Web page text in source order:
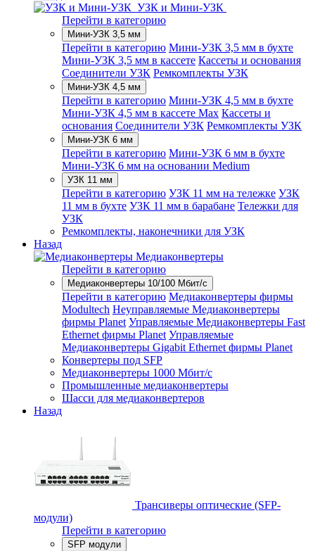
УЗК и Мини-УЗК
Перейти в категорию
Мини-УЗК 3,5 мм
Перейти в категорию Мини-УЗК 3,5 мм в бухте
Мини-УЗК 3,5 мм в кассете Кассеты и основания
Соединители УЗК Ремкомплекты УЗК
Мини-УЗК 4,5 мм
Перейти в категорию Мини-УЗК 4,5 мм в бухте
Мини-УЗК 4,5 мм в кассете Max Кассеты и
основания Соединители УЗК Ремкомплекты УЗК
Мини-УЗК 6 мм
Перейти в категорию Мини-УЗК 6 мм в бухте
Мини-УЗК 6 мм на основании Medium
УЗК 11 мм
Перейти в категорию УЗК 11 мм на тележке УЗК
11 мм в бухте УЗК 11 мм в барабане Тележки для
УЗК
Ремкомплекты, наконечники для УЗК
Назад
Медиаконвертеры
Перейти в категорию
Медиаконвертеры 10/100 Мбит/с
Перейти в категорию Медиаконвертеры фирмы
Modultech Неуправляемые Медиаконвертеры
фирмы Planet Управляемые Медиаконвертеры Fast
Ethernet фирмы Planet Управляемые
Медиаконвертеры Gigabit Ethernet фирмы Planet
Конвертеры под SFP
Медиаконвертеры 1000 Мбит/с
Промышленные медиаконвертеры
Шасси для медиаконвертеров
Назад
Трансиверы оптические (SFP-
модули)
Перейти в категорию
SFP модули